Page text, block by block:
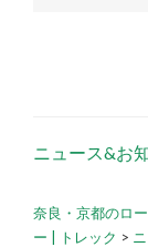
ニュース&お
奈良・京都のロ
ー | トレック >